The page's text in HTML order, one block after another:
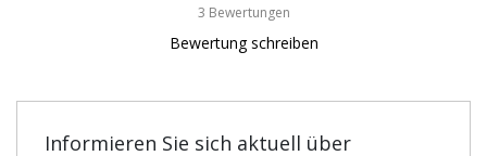
3 Bewertungen
Bewertung schreiben
Informieren Sie sich aktuell über